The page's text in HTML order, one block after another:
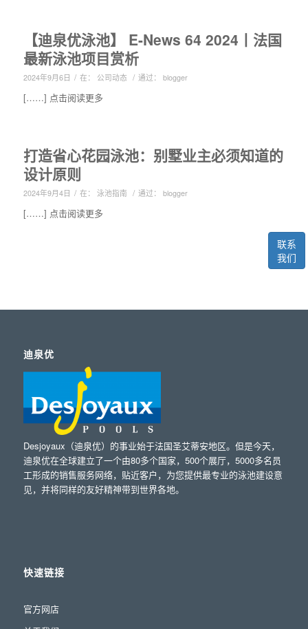
联系
我们
【迪泉优泳池】 E-News 64 2024丨法国
最新泳池项目赏析
2024年9月6日 / 在： 公司动态 / 通过： blogger
[……] 点击阅读更多
打造省心花园泳池：别墅业主必须知道的
设计原则
2024年9月4日 / 在： 泳池指南 / 通过： blogger
[……] 点击阅读更多
迪泉优
Desjoyaux（迪泉优）的事业始于法国圣艾蒂安地区。但是今天，
迪泉优在全球建立了一个由80多个国家，500个展厅，5000多名员
工形成的销售服务网络，贴近客户，为您提供最专业的泳池建设意
见，并将同样的友好精神带到世界各地。
快速链接
官方网店